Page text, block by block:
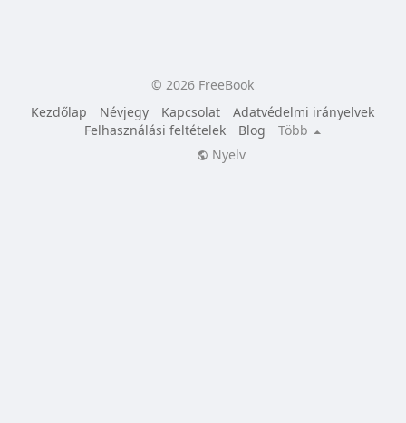
© 2026 FreeBook
Kezdőlap
Névjegy Kapcsolat
Adatvédelmi irányelvek
Felhasználási feltételek
Blog
Több
Nyelv